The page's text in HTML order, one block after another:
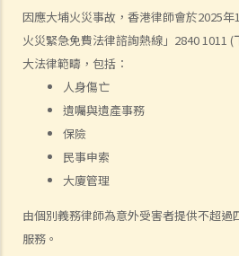
因應大埔火災事故，香港律師會於2025
火災緊急免費法律諮詢熱線」2840 1011
大法律範疇，包括：
人身傷亡
遺囑與遺產事務
保險
民事申索
大廈管理
由個別義務律師為意外受害者提供不超
服務。
人身傷亡
傷者本人
何謂「人身傷害」？
我受傷後，何時可提出申索？
如何就人身傷害提出申索？
人身傷害訴訟所涉的法律程序
1. 申索信（原告人）及建設性的答覆（被告
3. 申索陳述書
4. 損害賠償陳述書